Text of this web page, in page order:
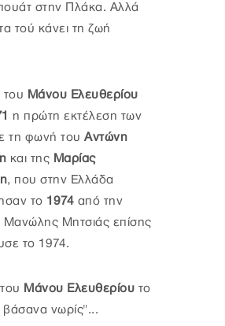
στην Πλάκα. Αλλά
τού κάνει τη ζωή
του Μάνου Ελευθερίου
η πρώτη εκτέλεση των
τη φωνή του Αντώνη
και της Μαρίας
, που στην Ελλάδα
το 1974 από την
Μητσιάς επίσης
το 1974.
Μάνου Ελευθερίου το
νωρίς"...